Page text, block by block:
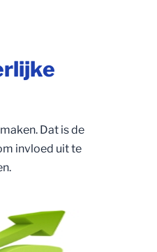
Dat is de
invloed uit te